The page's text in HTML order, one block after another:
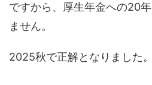
ですから、厚生年金への20
ません。
2025秋で正解となりました。